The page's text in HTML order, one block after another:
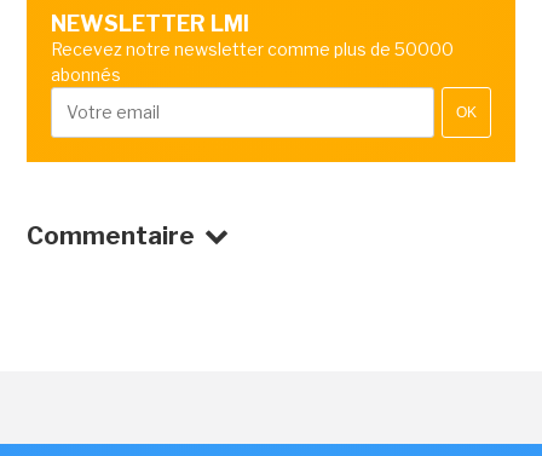
NEWSLETTER LMI
Recevez notre newsletter comme plus de 50000
abonnés
OK
Commentaire